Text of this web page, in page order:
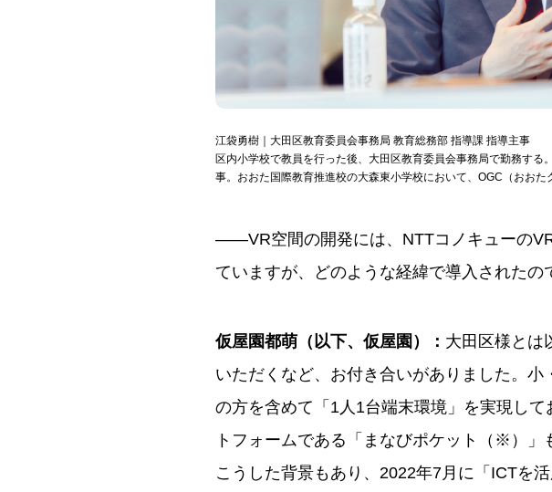
江袋勇樹｜大田区教育委員会事務局 教育総務部 指導課 指導主事
区内小学校で教員を行った後、大田区教育委員会事務局で勤務す
事。おおた国際教育推進校の大森東小学校において、OGC（おお
――VR空間の開発には、NTTコノキューの
ていますが、どのような経緯で導入されたの
仮屋園都萌（以下、仮屋園）： 大田区様とは
いただくなど、お付き合いがありました。
の方を含めて「1人1台端末環境」を実現し
トフォームである「まなびポケット（※）」
こうした背景もあり、2022年7月に「ICTを